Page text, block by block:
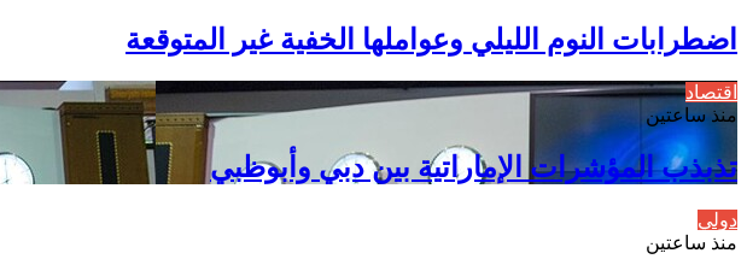
اضطرابات النوم الليلي وعواملها الخفية غير المتوقعة
اقتصاد
منذ ساعتين
تذبذب المؤشرات الإماراتية بين دبي وأبوظبي
دولي
منذ ساعتين